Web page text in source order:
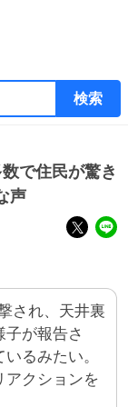
検索
で住民が驚き
声
され、天井裏
子が報告さ
るみたい。
アクションを